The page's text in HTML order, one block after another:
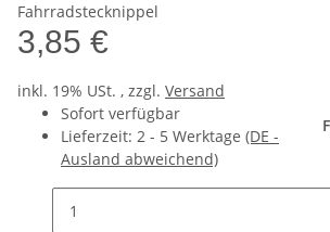
Fahrradstecknippel
3,85 €
inkl. 19% USt. , zzgl. Versand
Sofort verfügbar
Lieferzeit: 2 - 5 Werktage (DE -
Ausland abweichend)